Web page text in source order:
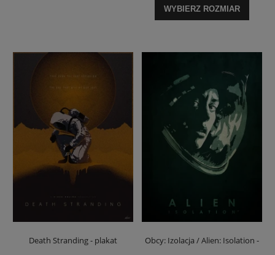
WYBIERZ ROZMIAR
Death Stranding - plakat
Obcy: Izolacja / Alien: Isolation -